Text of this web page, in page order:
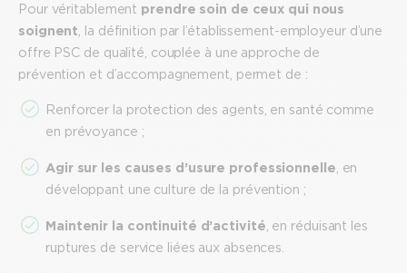
Pour véritablement prendre soin de ceux qui nous
soignent , la définition par l’établissement-employeur d’une
offre PSC de qualité, couplée à une approche de
prévention et d’accompagnement, permet de :
Renforcer la protection des agents, en santé comme
en prévoyance ;
Agir sur les causes d’usure professionnelle , en
développant une culture de la prévention ;
Maintenir la continuité d’activité , en réduisant les
ruptures de service liées aux absences.